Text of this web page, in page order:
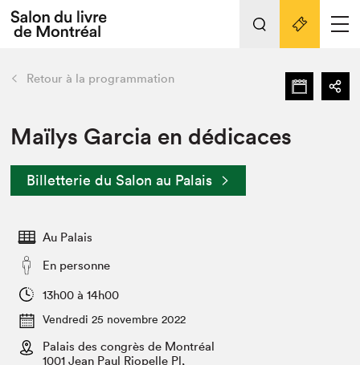
Espace exposant⋅e⋅s
Espace enseignant·e·s
L'événement
Préparer sa visite au Salon
Actualités
SLM PRO
retour Nos activités
Préparer sa visite
Salon dans la ville et en ligne
Projets partenaires
Liens pratiques
Retour à la programmation
Maïlys Garcia en dédicaces
Billetterie du Salon au Palais
Au Palais
En personne
13h00 à 14h00
Vendredi 25 novembre 2022
Palais des congrès de Montréal
1001 Jean Paul Riopelle Pl,